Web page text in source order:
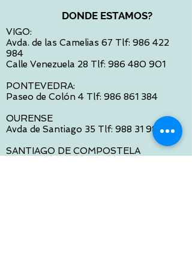
DONDE ESTAMOS?
VIGO:
Avda. de las Camelias 67 Tlf: 986 422
984
Calle Venezuela 28 Tlf: 986 480 901
PONTEVEDRA:
Paseo de Colón 4 Tlf: 986 861 384
OURENSE
Avda de Santiago 35 Tlf: 988 31 98 26
SANTIAGO DE COMPOSTELA